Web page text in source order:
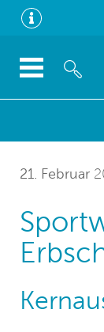
21. Februar